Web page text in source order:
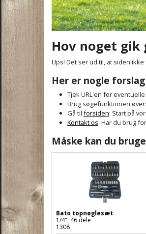
Hov noget gik
Ups! Det ser ud til, at siden
Her er nogle
Tjek URL'en for
Brug søgefunktionen
Gå til forsiden: Start på
Kontakt os. Har du brug
Måske kan du
Bato topnøglesæt
1/4", 46 dele
1308